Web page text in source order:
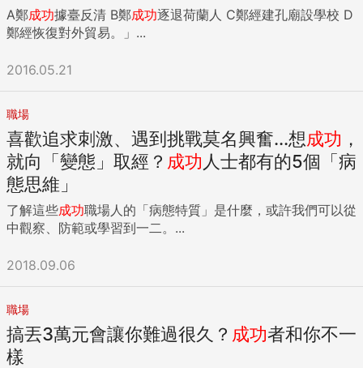
A鄭成功據臺反清 B鄭成功逐退荷蘭人 C鄭經建孔廟設學校 D
鄭經恢復對外貿易。」...
2016.05.21
職場
喜歡追求刺激、遇到挑戰莫名興奮...想成功 ，
就向「變態」取經？ 成功 人士都有的5個「病
態思維」
了解這些成功職場人的「病態特質」是什麼，或許我們可以從
中觀察、防範或學習到一二。...
2018.09.06
職場
搞丟3萬元會讓你難過很久？ 成功者和你不一
樣